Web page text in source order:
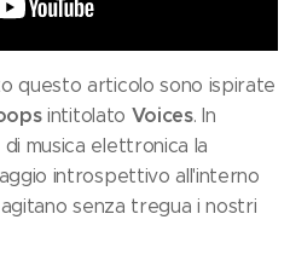
questo articolo sono ispirate
intitolato Voices. In
musica elettronica la
introspettivo all'interno
senza tregua i nostri